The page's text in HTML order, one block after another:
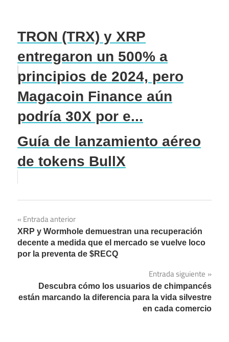
TRON (TRX) y XRP
entregaron un 500% a
principios de 2024, pero
Magacoin Finance aún
podría 30X por e...
Guía de lanzamiento aéreo
de tokens BullX
Navegación
de
entradas
Entrada anterior
XRP y Wormhole demuestran una recuperación
decente a medida que el mercado se vuelve loco
por la preventa de $RECQ
Entrada siguiente
Descubra cómo los usuarios de chimpancés
están marcando la diferencia para la vida silvestre
en cada comercio